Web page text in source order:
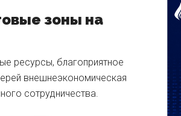
зоны на
ресурсы, благоприятное
внешнеэкономическая
сотрудничества.